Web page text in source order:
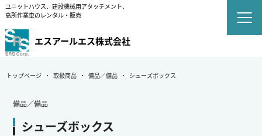
ユニットハウス、建設機械用アタッチメント、
高所作業車のレンタル・販売
エスアールエス株式会社
トップページ 取扱商品 備品／備品 シューズボックス
備品／備品
シューズボックス